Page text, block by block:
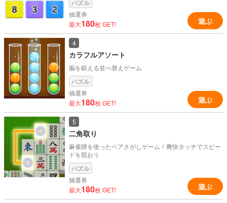
パズル
抽選券
最大180枚 GET! 遊ぶ
4
カラフルアソート
脳を鍛える並べ替えゲーム
パズル
抽選券
最大180枚 GET! 遊ぶ
5
二角取り
麻雀牌を使ったペアさがしゲーム！爽快タッチでスピー
ドを競おう
パズル
抽選券
最大180枚 GET! 遊ぶ